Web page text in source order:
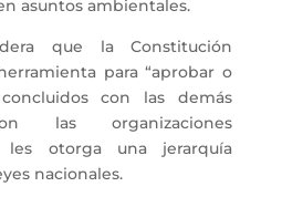
asuntos ambientales.
que la Constitución
para “aprobar o
con las demás
las organizaciones
les otorga una jerarquía
nacionales.